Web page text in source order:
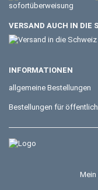
VERSAND AUCH IN DIE
INFORMATIONEN
allgemeine Bestellungen
Bestellungen für
Mein